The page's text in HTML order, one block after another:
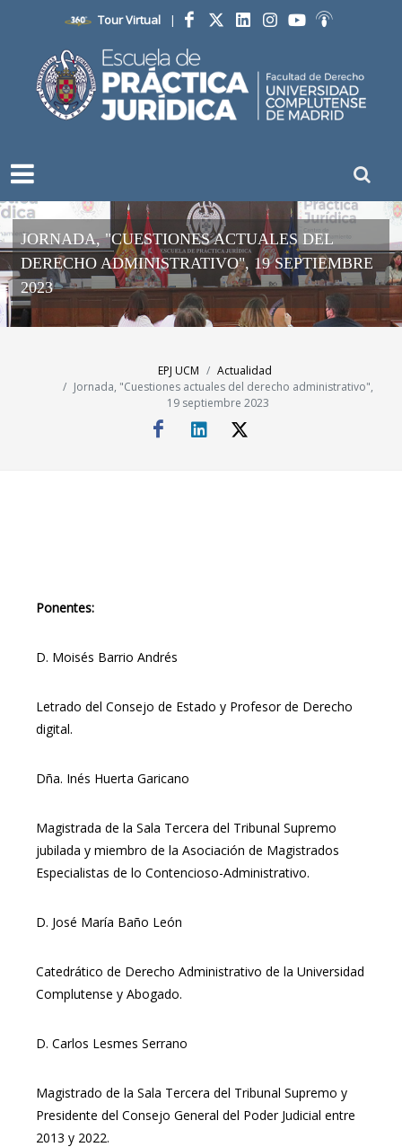
Tour Virtual |
Facebook
JORNADA, "CUESTIONES ACTUALES DEL
DERECHO ADMINISTRATIVO", 19 SEPTIEMBRE
2023
EPJ UCM
Actualidad
Jornada, "Cuestiones actuales del derecho administrativo",
19 septiembre 2023
Ponentes:
D. Moisés Barrio Andrés
Letrado del Consejo de Estado y Profesor de Derecho
digital.
Dña. Inés Huerta Garicano
Magistrada de la Sala Tercera del Tribunal Supremo
jubilada y miembro de la Asociación de Magistrados
Especialistas de lo Contencioso-Administrativo.
D. José María Baño León
Catedrático de Derecho Administrativo de la Universidad
Complutense y Abogado.
D. Carlos Lesmes Serrano
Magistrado de la Sala Tercera del Tribunal Supremo y
Presidente del Consejo General del Poder Judicial entre
2013 y 2022.